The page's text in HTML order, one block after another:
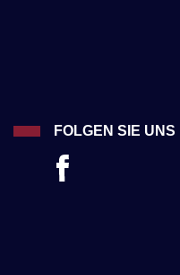
FOLGEN SIE UNS